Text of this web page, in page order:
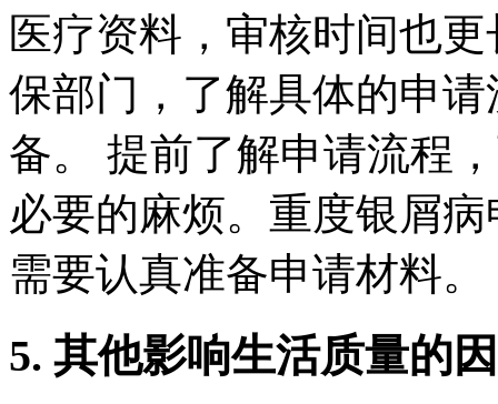
医疗资料，审核时间也
保部门，了解具体的申
备。 提前了解申请流程
必要的麻烦。重度银屑
需要认真准备申请材料。
5. 其他影响生活质量的